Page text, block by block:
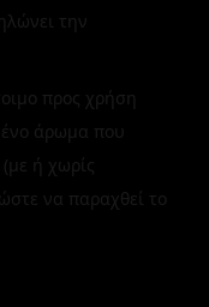
την
προς χρήση
άρωμα που
ή χωρίς
να παραχθεί το